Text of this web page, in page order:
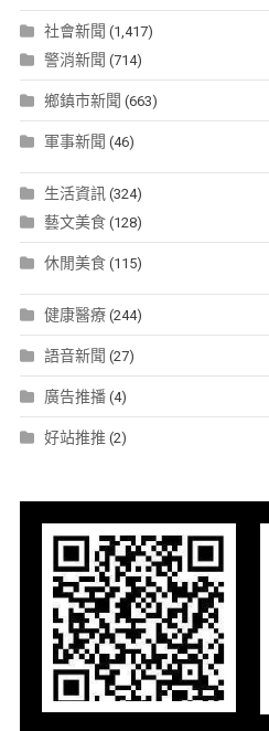
社會新聞 (1,417)
警消新聞 (714)
鄉鎮市新聞 (663)
軍事新聞 (46)
生活資訊(324)
藝文美食(128)
休閒美食(115)
健康醫療(244)
語音新聞 (27)
廣告推播(4)
好站推推 (2)